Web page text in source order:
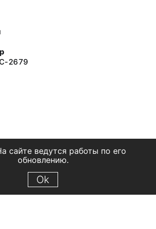
2679
сайте ведутся работы по его
обновлению.
Ok